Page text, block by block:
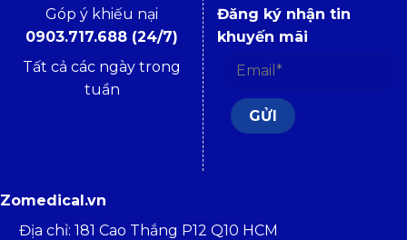
Góp ý khiếu nại
0903.717.688 (24/7)
Tất cả các ngày trong
tuần
Đăng ký nhận tin
khuyến mãi
Zomedical.vn
Địa chỉ: 181 Cao Thắng P12 Q10 HCM